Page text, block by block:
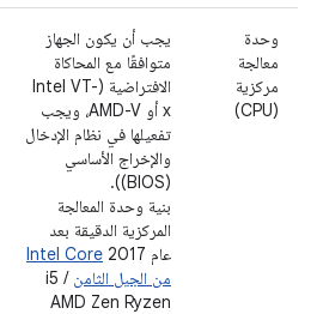
وحدة
معالجة
مركزية
(CPU)
يجب أن يكون الجهاز
متوافقًا مع المحاكاة
الافتراضية (Intel VT-
x أو AMD-V، ويجب
تفعيلها في نظام الإدخال
والإخراج الأساسي
(BIOS)).
بنية وحدة المعالجة
المركزية الدقيقة بعد
عام 2017
Intel Core
من الجيل الثامن i5 /
AMD Zen Ryzen